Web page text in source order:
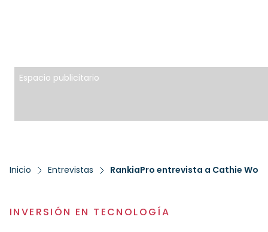
Espacio publicitario
Inicio Entrevistas RankiaPro entrevista a Cathie
INVERSIÓN EN TECNOLOGÍA